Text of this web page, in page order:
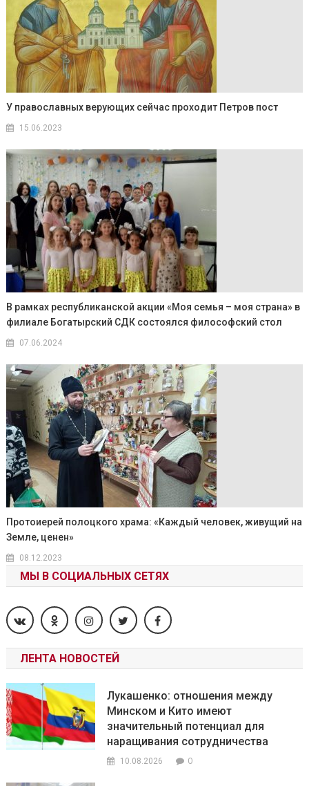
У православных верующих сейчас проходит Петров пост
15.06.2023
В рамках республиканской акции «Моя семья – моя страна» в
филиале Богатырский СДК состоялся философский стол
07.06.2024
Протоиерей полоцкого храма: «Каждый человек, живущий на
Земле, ценен»
08.12.2023
МЫ В СОЦИАЛЬНЫХ СЕТЯХ
ЛЕНТА НОВОСТЕЙ
Лукашенко: отношения между
Минском и Кито имеют
значительный потенциал для
наращивания сотрудничества
10.08.2026 0